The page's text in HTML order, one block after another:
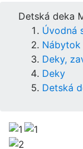
Detská deka
Úvodná
Deky,
Deky
Detská